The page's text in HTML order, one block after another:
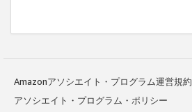
Amazonアソシエイト・プログラム運営規約
アソシエイト・プログラム・ポリシー